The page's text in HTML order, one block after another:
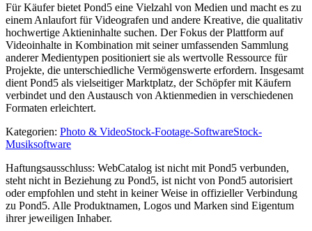
Für Käufer bietet Pond5 eine Vielzahl von Medien und macht es zu
einem Anlaufort für Videografen und andere Kreative, die qualitativ
hochwertige Aktieninhalte suchen. Der Fokus der Plattform auf
Videoinhalte in Kombination mit seiner umfassenden Sammlung
anderer Medientypen positioniert sie als wertvolle Ressource für
Projekte, die unterschiedliche Vermögenswerte erfordern. Insgesamt
dient Pond5 als vielseitiger Marktplatz, der Schöpfer mit Käufern
verbindet und den Austausch von Aktienmedien in verschiedenen
Formaten erleichtert.
Kategorien: Photo & VideoStock-Footage-SoftwareStock-
Musiksoftware
Haftungsausschluss: WebCatalog ist nicht mit Pond5 verbunden,
steht nicht in Beziehung zu Pond5, ist nicht von Pond5 autorisiert
oder empfohlen und steht in keiner Weise in offizieller Verbindung
zu Pond5. Alle Produktnamen, Logos und Marken sind Eigentum
ihrer jeweiligen Inhaber.